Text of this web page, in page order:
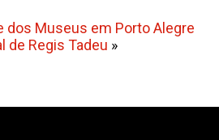
dos Museus em Porto Alegre
de Regis Tadeu »